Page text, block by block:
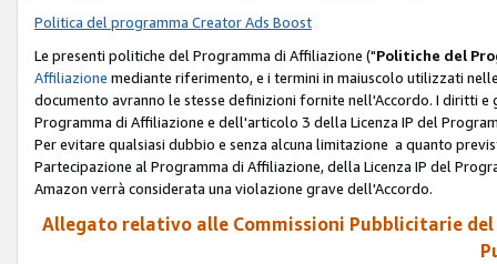
Politica del programma Creator Ads Boost
Le presenti politiche del Programma di Affiliazione ("Politiche del
Affiliazione mediante riferimento, e i termini in maiuscolo utilizzati
documento avranno le stesse definizioni fornite nell'Accordo. I diritti
Programma di Affiliazione e dell'articolo 3 della Licenza IP del
Per evitare qualsiasi dubbio e senza alcuna limitazione a quanto
Partecipazione al Programma di Affiliazione, della Licenza IP del
Amazon verrà considerata una violazione grave dell'Accordo.
Allegato relativo alle Commissioni Pubblicitarie